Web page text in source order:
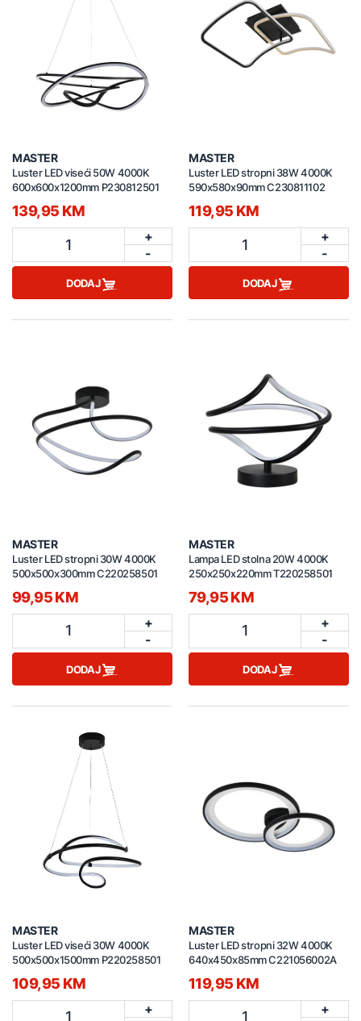
MASTER
Luster LED viseći 50W 4000K
600x600x1200mm P230812501
139,95 KM
1
+
-
DODAJ
MASTER
Luster LED stropni 38W 4000K
590x580x90mm C230811102
119,95 KM
1
+
-
DODAJ
MASTER
Luster LED stropni 30W 4000K
500x500x300mm C220258501
99,95 KM
1
+
-
DODAJ
MASTER
Lampa LED stolna 20W 4000K
250x250x220mm T220258501
79,95 KM
1
+
-
DODAJ
MASTER
Luster LED viseći 30W 4000K
500x500x1500mm P220258501
109,95 KM
1
+
MASTER
Luster LED stropni 32W 4000K
640x450x85mm C221056002A
119,95 KM
1
+